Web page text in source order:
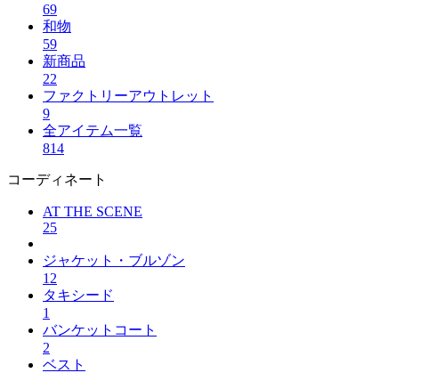
69
和物
59
新商品
22
ファクトリーアウトレット
9
全アイテム一覧
814
コーディネート
AT THE SCENE
25
ジャケット・ブルゾン
12
タキシード
1
バンケットコート
2
ベスト